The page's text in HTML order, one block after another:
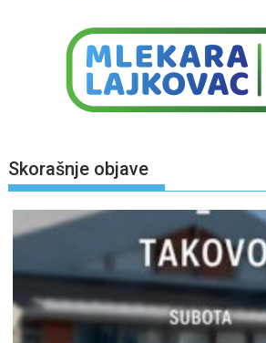
Skorašnje objave